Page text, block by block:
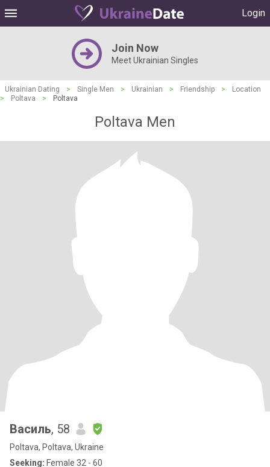
Login
Join Now
Meet Ukrainian Singles
Ukrainian Dating > Single Men > Ukrainian > Friendship >
Location
>
Poltava > Poltava
Poltava Men
Василь, 58
Poltava, Poltava, Ukraine
Seeking: Female 32 - 60